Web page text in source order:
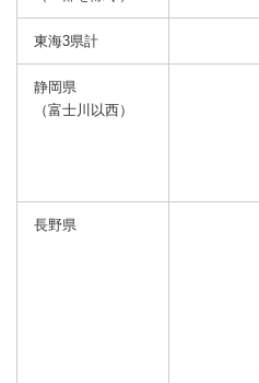
東海3県計
静岡県
（富士川以西）
長野県